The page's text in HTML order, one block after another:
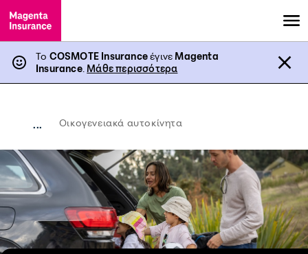
Το COSMOTE InsuranceέγινεMagenta
Insurance. Μάθε περισσότερα
... Οικογενειακά αυτοκίνητα